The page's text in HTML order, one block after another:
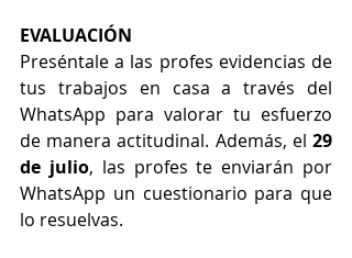
EVALUACIÓN
Preséntale a las profes evidencias de
tus trabajos en casa a través del
WhatsApp para valorar tu esfuerzo
de manera actitudinal. Además, el 29
de julio, las profes te enviarán por
WhatsApp un cuestionario para que
lo resuelvas.